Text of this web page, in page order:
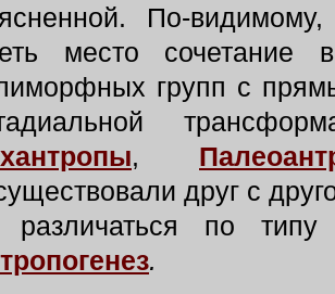
По-
место сочетание
групп с
,
друг с
различаться по
.